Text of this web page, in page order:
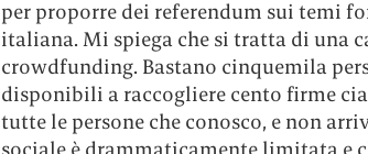
per proporre dei referendum sui temi
italiana. Mi spiega che si tratta di una
crowdfunding. Bastano cinquemila
disponibili a raccogliere cento firme
tutte le persone che conosco, e non
sociale è drammaticamente limitata e